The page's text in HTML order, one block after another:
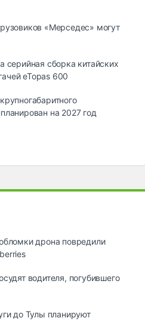
«Мерседес» могут
серийная сборка китайских
eTopas 600
на 2027 год
дрона повредили
водителя, погубившего
до Тулы планируют